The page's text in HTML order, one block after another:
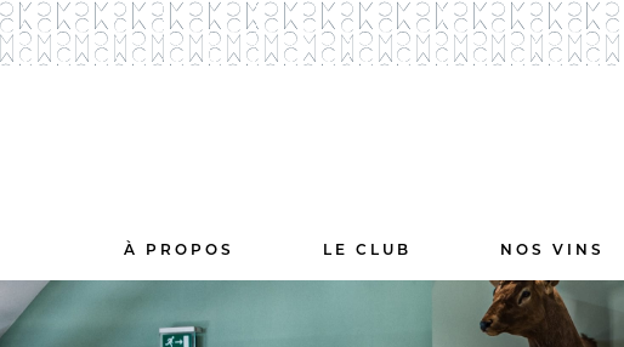
À PROPOS LE CLUB NOS VINS